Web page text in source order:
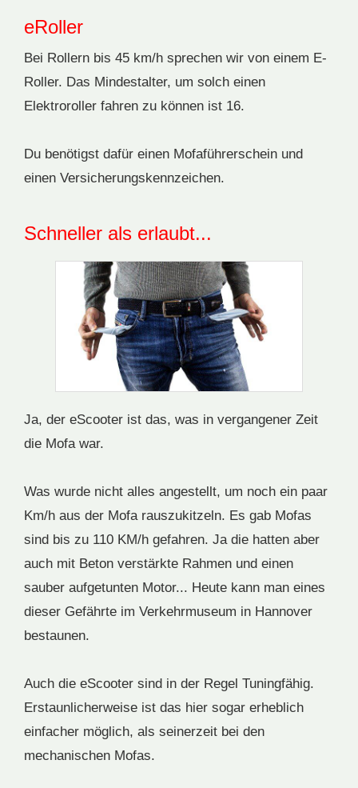
eRoller
Bei Rollern bis 45 km/h sprechen wir von einem E-
Roller. Das Mindestalter, um solch einen
Elektroroller fahren zu können ist 16.
Du benötigst dafür einen Mofaführerschein und
einen Versicherungskennzeichen.
Schneller als erlaubt...
Ja, der eScooter ist das, was in vergangener Zeit
die Mofa war.
Was wurde nicht alles angestellt, um noch ein paar
Km/h aus der Mofa rauszukitzeln. Es gab Mofas
sind bis zu 110 KM/h gefahren. Ja die hatten aber
auch mit Beton verstärkte Rahmen und einen
sauber aufgetunten Motor... Heute kann man eines
dieser Gefährte im Verkehrmuseum in Hannover
bestaunen.
Auch die eScooter sind in der Regel Tuningfähig.
Erstaunlicherweise ist das hier sogar erheblich
einfacher möglich, als seinerzeit bei den
mechanischen Mofas.